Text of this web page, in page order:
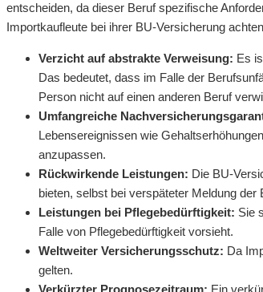
entscheiden, da dieser Beruf spezifische
Importkaufleute bei ihrer BU-Versicherung
Verzicht auf abstrakte Verweisung: Es
Das bedeutet, dass im Falle der
Person nicht auf einen anderen Beruf
Umfangreiche
Lebensereignissen wie
anzupassen.
Rückwirkende Leistungen: Die BU-
bieten, selbst bei verspäteter Meldung der
Leistungen bei Pflegebedürftigkeit: Sie
Falle von Pflegebedürftigkeit vorsieht.
Weltweiter Versicherungsschutz: Da
gelten.